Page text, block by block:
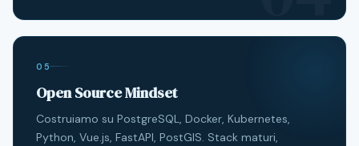
05
Open Source Mindset
Costruiamo su PostgreSQL, Docker, Kubernetes,
Python, Vue.js, FastAPI, PostGIS. Stack maturi,